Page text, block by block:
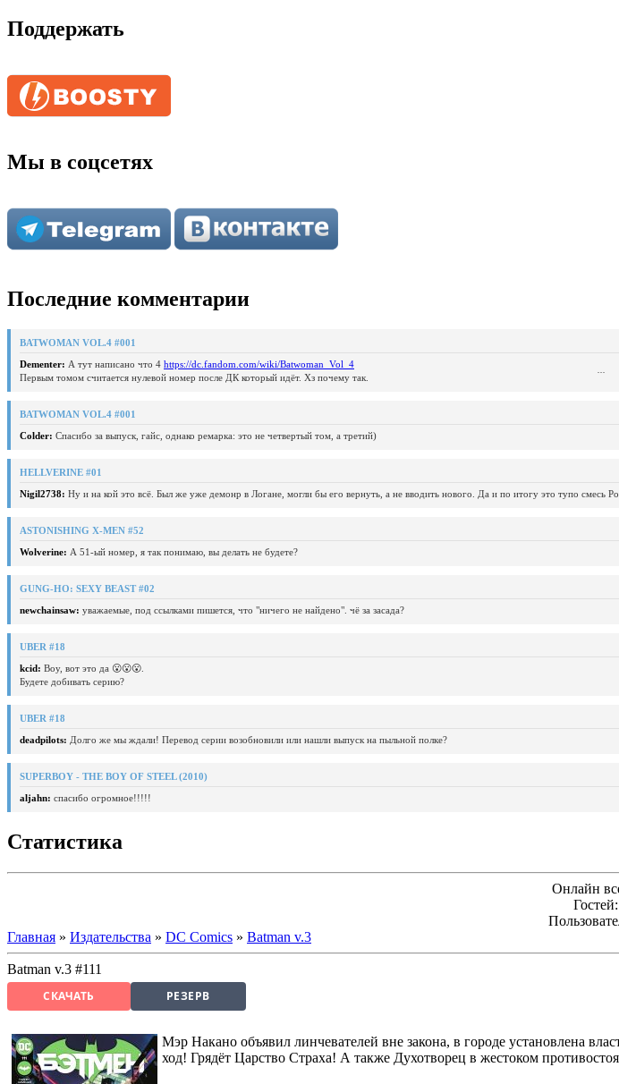
Поддержать
Мы в соцсетях
Последние комментарии
BATWOMAN VOL.4 #001
Dementer: А тут написано что 4 https://dc.fandom.com/wiki/Batwoman_Vol_4
Первым томом считается нулевой номер после ДК который идёт. Хз почему так.
BATWOMAN VOL.4 #001
Colder: Спасибо за выпуск, гайс, однако ремарка: это не четвертый том, а третий)
HELLVERINE #01
Nigil2738: Ну и на кой это всё. Был же уже демонр в Логане, могли бы его вернуть, а не вводить нового. Да и по итогу это тупо смесь
ASTONISHING X-MEN #52
Wolverine: А 51-ый номер, я так понимаю, вы делать не будете?
GUNG-HO: SEXY BEAST #02
newchainsaw: уважаемые, под ссылками пишется, что "ничего не найдено". чё за засада?
UBER #18
kcid: Воу, вот это да 😮😮😮.
Будете добивать серию?
UBER #18
deadpilots: Долго же мы ждали! Перевод серии возобновили или нашли выпуск на пыльной полке?
SUPERBOY - THE BOY OF STEEL (2010)
aljahn: спасибо огромное!!!!!
Статистика
Онлайн
Гостей:
Главная » Издательства » DC Comics » Batman v.3
Batman v.3 #111
СКАЧАТЬ
РЕЗЕРВ
Мэр Накано объявил линчевателей вне закона, в городе установлена
ход! Грядёт Царство Страха! А также Духотворец в жестоком